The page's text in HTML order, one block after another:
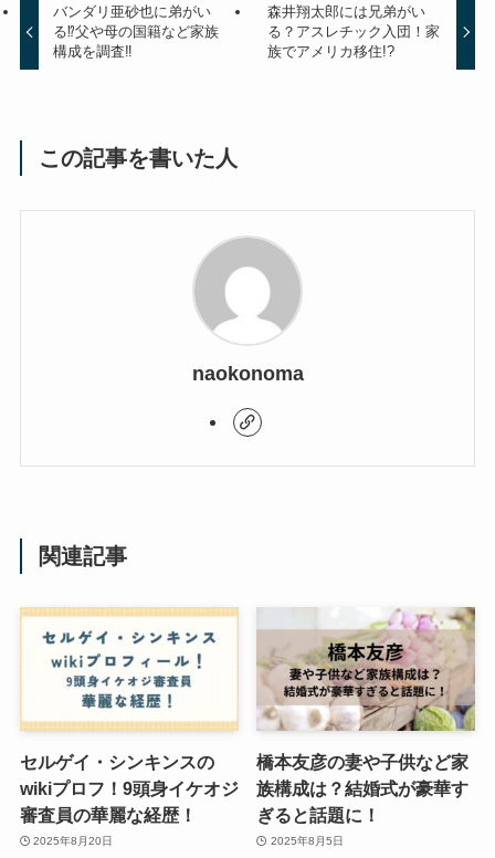
バンダリ亜砂也に弟がい
る⁉父や母の国籍など家族
構成を調査‼
森井翔太郎には兄弟がい
る？アスレチック入団！家
族でアメリカ移住!?
この記事を書いた人
naokonoma
関連記事
セルゲイ・シンキンスの
wikiプロフ！9頭身イケオジ
審査員の華麗な経歴！
2025年8月20日
橋本友彦の妻や子供など家
族構成は？結婚式が豪華す
ぎると話題に！
2025年8月5日